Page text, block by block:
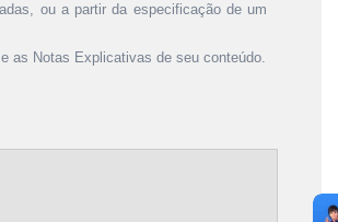
ou a partir da especificação de um
as Notas Explicativas de seu conteúdo.